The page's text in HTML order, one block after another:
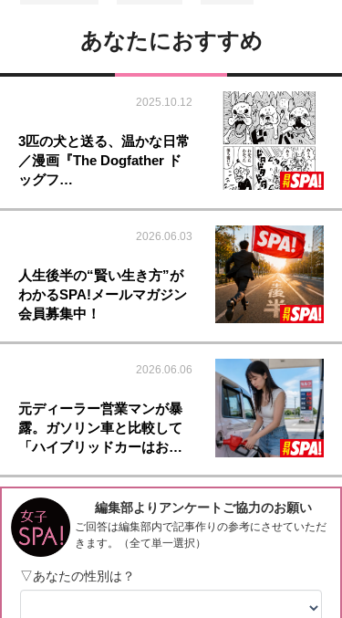
あなたにおすすめ
2025.10.12
3匹の犬と送る、温かな日常
／漫画『The Dogfather ド
ッグフ…
2026.06.03
人生後半の“賢い生き方”が
わかるSPA!メールマガジン
会員募集中！
2026.06.06
元ディーラー営業マンが暴
露。ガソリン車と比較して
「ハイブリッドカーはお…